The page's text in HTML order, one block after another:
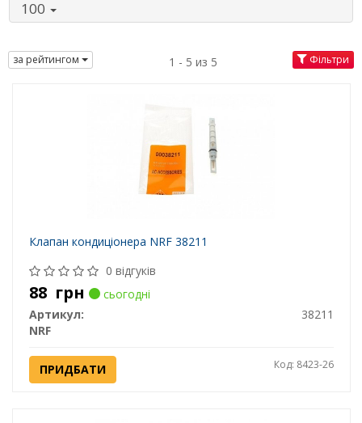
100
за рейтингом 1 - 5 из 5 Фільтри
Клапан кондиціонера NRF 38211
0 відгуків
88 грн
сьогодні
Артикул:
38211
NRF
ПРИДБАТИ Код: 8423-26